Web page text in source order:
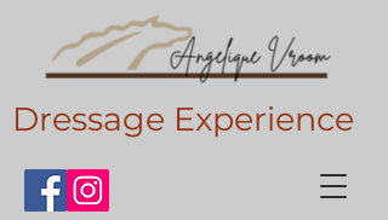
Dressage Experience